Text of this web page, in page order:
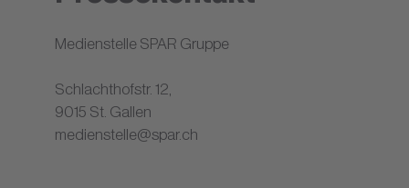
Medienstelle SPAR Gruppe
Schlachthofstr. 12,
9015 St. Gallen
medienstelle@spar.ch